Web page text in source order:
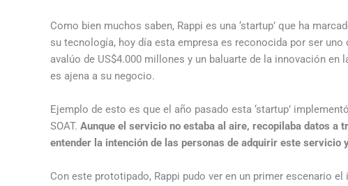
Como bien muchos saben, Rappi es una ‘startup’ que ha
su tecnología, hoy día esta empresa es reconocida por ser
avalúo de US$4.000 millones y un baluarte de la innovación
es ajena a su negocio.
Ejemplo de esto es que el año pasado esta ‘startup’
SOAT. Aunque el servicio no estaba al aire, recopilaba datos a
entender la intención de las personas de adquirir este servicio
Con este prototipado, Rappi pudo ver en un primer escenario